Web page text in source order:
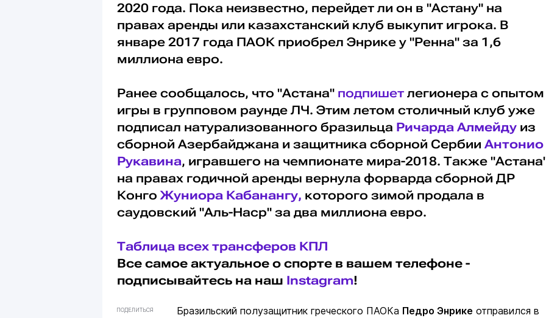
2020 года. Пока неизвестно, перейдет ли он в "Астану" на
правах аренды или казахстанский клуб выкупит игрока. В
январе 2017 года ПАОК приобрел Энрике у "Ренна" за 1,6
миллиона евро.
Ранее сообщалось, что "Астана" подпишет легионера с опытом
игры в групповом раунде ЛЧ. Этим летом столичный клуб уже
подписал натурализованного бразильца Ричарда Алмейду из
сборной Азербайджана и защитника сборной Сербии Антонио
Рукавина, игравшего на чемпионате мира-2018. Также
на правах годичной аренды вернула форварда сборной ДР
КонгоЖуниора Кабанангу, которого зимой продала в
саудовский "Аль-Наср" за два миллиона евро.
Таблица всех трансферов КПЛ
Все самое актуальное о спорте в вашем телефоне -
подписывайтесь на наш Instagram!
ПОДЕЛИТЬСЯ Бразильский полузащитник греческого ПАОКа Педро Энрике отправился в